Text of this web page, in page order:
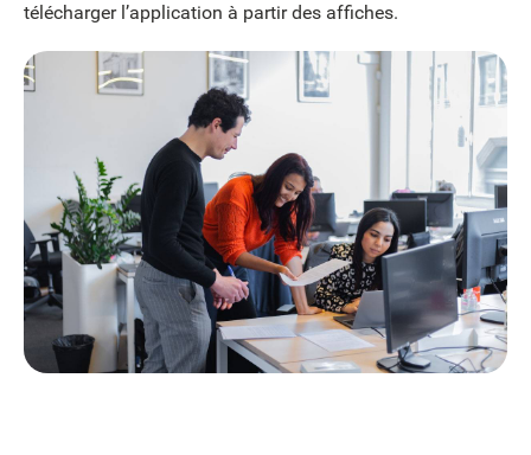
télécharger l’application à partir des affiches.